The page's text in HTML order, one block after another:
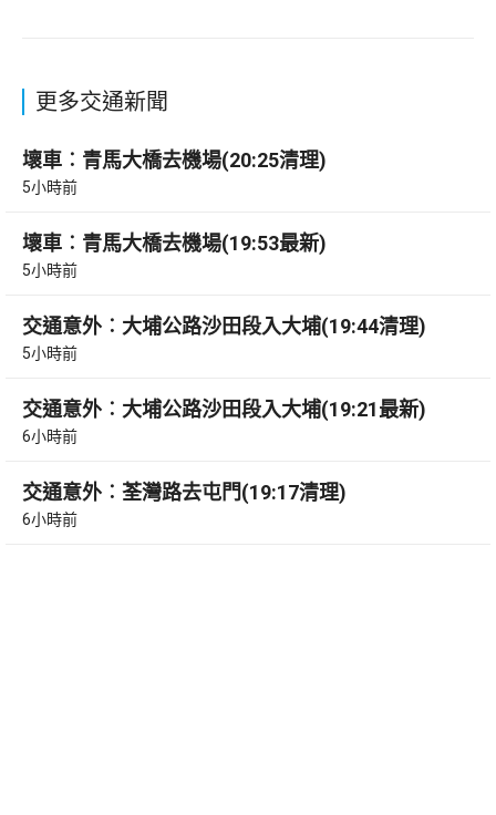
更多交通新聞
壞車︰青馬大橋去機場(20:25清理)
5小時前
壞車︰青馬大橋去機場(19:53最新)
5小時前
交通意外︰大埔公路沙田段入大埔(19:44清理)
5小時前
交通意外︰大埔公路沙田段入大埔(19:21最新)
6小時前
交通意外︰荃灣路去屯門(19:17清理)
6小時前